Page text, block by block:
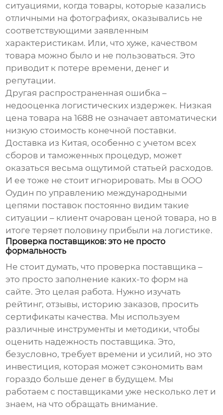
ситуациями, когда товары, которые казались
отличными на фотографиях, оказывались не
соответствующими заявленным
характеристикам. Или, что хуже, качеством
товара можно было и не пользоваться. Это
приводит к потере времени, денег и
репутации.
Другая распространенная ошибка –
недооценка логистических издержек. Низкая
цена товара на1688 не означает автоматически
низкую стоимость конечной поставки.
Доставка из Китая, особенно с учетом всех
сборов и таможенных процедур, может
оказаться весьма ощутимой статьей расходов.
И ее тоже не стоит игнорировать. Мы в ООО
Оудин по управлению международными
цепями поставок постоянно видим такие
ситуации – клиент очарован ценой товара, но в
итоге теряет половину прибыли на логистике.
Проверка поставщиков: это не просто
формальность
Не стоит думать, что проверка поставщика –
это просто заполнение каких-то форм на
сайте. Это целая работа. Нужно изучать
рейтинг, отзывы, историю заказов, просить
сертификаты качества. Мы используем
различные инструменты и методики, чтобы
оценить надежность поставщика. Это,
безусловно, требует времени и усилий, но это
инвестиция, которая может сэкономить вам
гораздо больше денег в будущем. Мы
работаем с поставщиками уже несколько лет и
знаем, на что обращать внимание.